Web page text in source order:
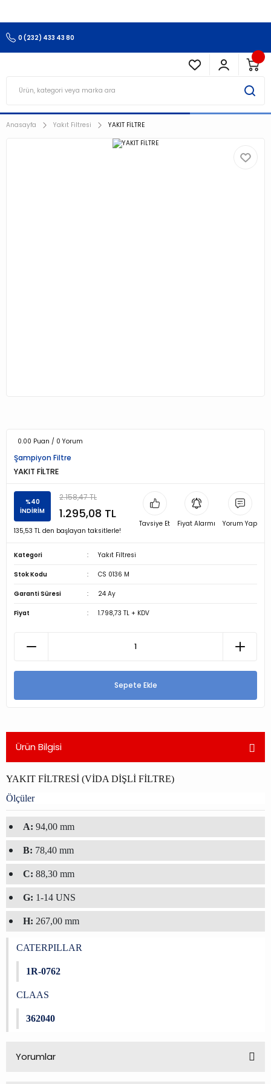
0 (232) 433 43 80
Anasayfa Yakıt Filtresi YAKIT FİLTRE
0.00 Puan / 0 Yorum
Şampiyon Filtre
YAKIT FİLTRE
%40
İNDİRİM
2.158,47 TL
1.295,08 TL
135,53 TL den başlayan taksitlerle!
Tavsiye Et Fiyat Alarmı Yorum Yap
Kategori Yakıt Filtresi
Stok Kodu CS 0136 M
Garanti Süresi 24 Ay
Fiyat 1.798,73 TL + KDV
Sepete Ekle
Ürün Bilgisi
YAKIT FİLTRESİ (VİDA DİŞLİ FİLTRE)
Ölçüler
A: 94,00 mm
B: 78,40 mm
C: 88,30 mm
G: 1-14 UNS
H: 267,00 mm
CATERPILLAR
1R-0762
CLAAS
362040
Yorumlar